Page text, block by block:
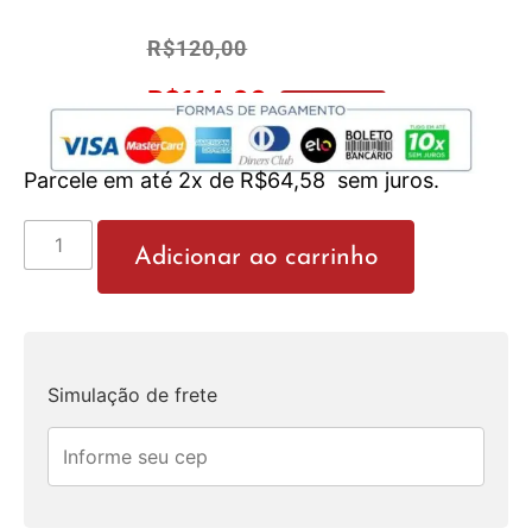
R$120,00
R$114,00 No Pix 5% OFF
Parcele em até 2x deR$64,58 sem juros.
Adicionar ao carrinho
Simulação de frete